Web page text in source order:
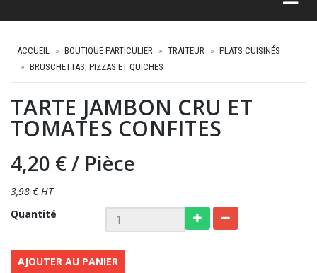
ACCUEIL BOUTIQUE PARTICULIER TRAITEUR
PLATS CUISINÉS
BRUSCHETTAS, PIZZAS ET QUICHES
TARTE JAMBON CRU ET
TOMATES CONFITES
4,20 €/ Pièce
3,98 € HT
Quantité
AJOUTER AU PANIER